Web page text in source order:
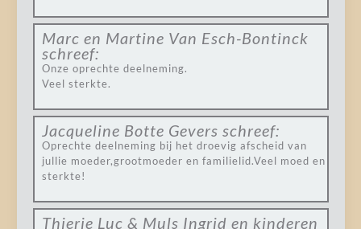
Marc en Martine Van Esch-Bontinck
schreef:
Onze oprechte deelneming.
Veel sterkte.
Jacqueline Botte Gevers schreef:
Oprechte deelneming bij het droevig afscheid van
jullie moeder,grootmoeder en familielid.Veel moed en
sterkte!
Thierie Luc & Muls Ingrid en kinderen